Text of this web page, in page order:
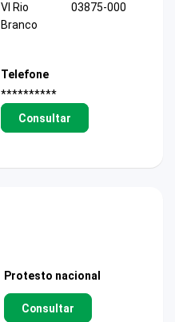
Vl Rio
Branco
03875-000
Telefone
**********
Consultar
Protesto nacional
Consultar